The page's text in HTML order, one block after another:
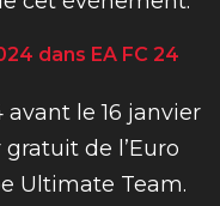
dans EA FC 24
avant le 16 janvier
de l’Euro
Ultimate Team.